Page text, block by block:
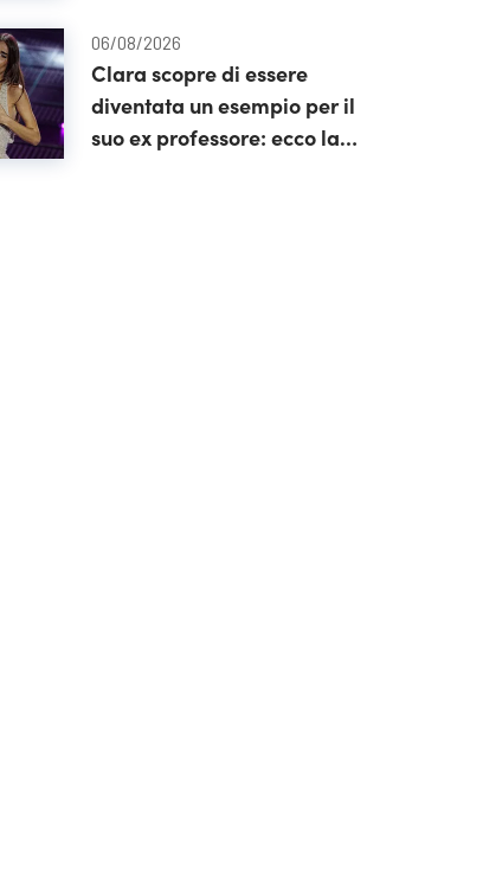
06/08/2026
Clara scopre di essere
diventata un esempio per il
suo ex professore: ecco la